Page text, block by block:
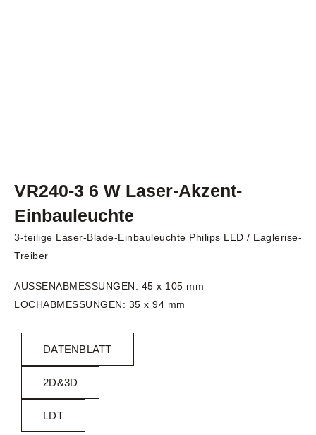
VR240-3 6 W Laser-Akzent-
Einbauleuchte
3-teilige Laser-Blade-Einbauleuchte Philips LED / Eaglerise-
Treiber
AUSSENABMESSUNGEN: 45 x 105 mm
LOCHABMESSUNGEN: 35 x 94 mm
DATENBLATT
2D&3D
LDT